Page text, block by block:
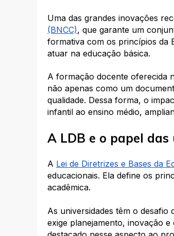
Uma das grandes inovações
(BNCC), que garante um
formativa com os princípios da
atuar na educação básica.
A formação docente oferecida
não apenas como um
qualidade. Dessa forma, o
infantil ao ensino médio,
A LDB e o papel
A Lei de Diretrizes e Bases da
educacionais. Ela define os
acadêmica.
As universidades têm o
exige planejamento, inovação